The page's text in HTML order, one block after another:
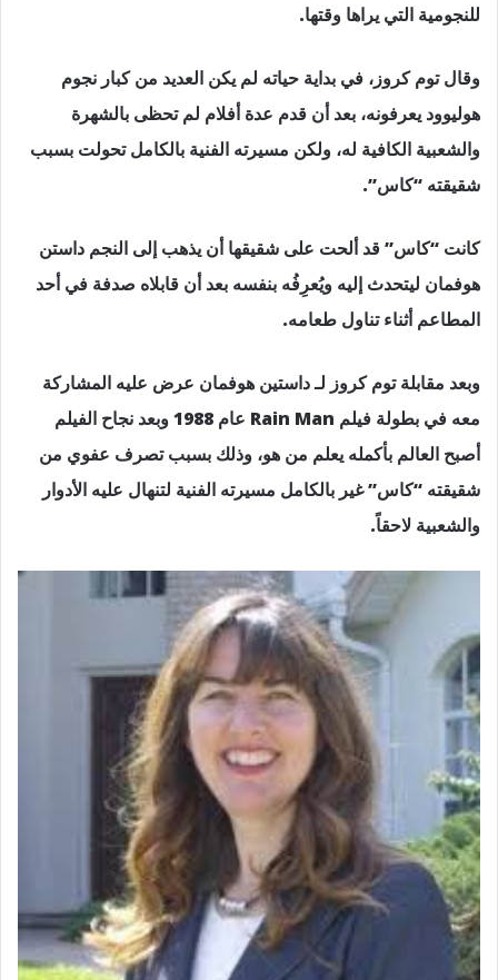
للنجومية التي يراها وقتها.
وقال توم كروز، في بداية حياته لم يكن العديد من كبار نجوم
هوليوود يعرفونه، بعد أن قدم عدة أفلام لم تحظى بالشهرة
والشعبية الكافية له، ولكن مسيرته الفنية بالكامل تحولت بسبب
شقيقته “كاس”.
كانت “كاس” قد ألحت على شقيقها أن يذهب إلى النجم داستن
هوفمان ليتحدث إليه ويُعرِفُه بنفسه بعد أن قابلاه صدفة في أحد
المطاعم أثناء تناول طعامه.
وبعد مقابلة توم كروز لـ داستين هوفمان عرض عليه المشاركة
معه في بطولة فيلم Rain Man عام 1988 وبعد نجاح الفيلم
أصبح العالم بأكمله يعلم من هو، وذلك بسبب تصرف عفوي من
شقيقته “كاس” غير بالكامل مسيرته الفنية لتنهال عليه الأدوار
والشعبية لاحقاً.